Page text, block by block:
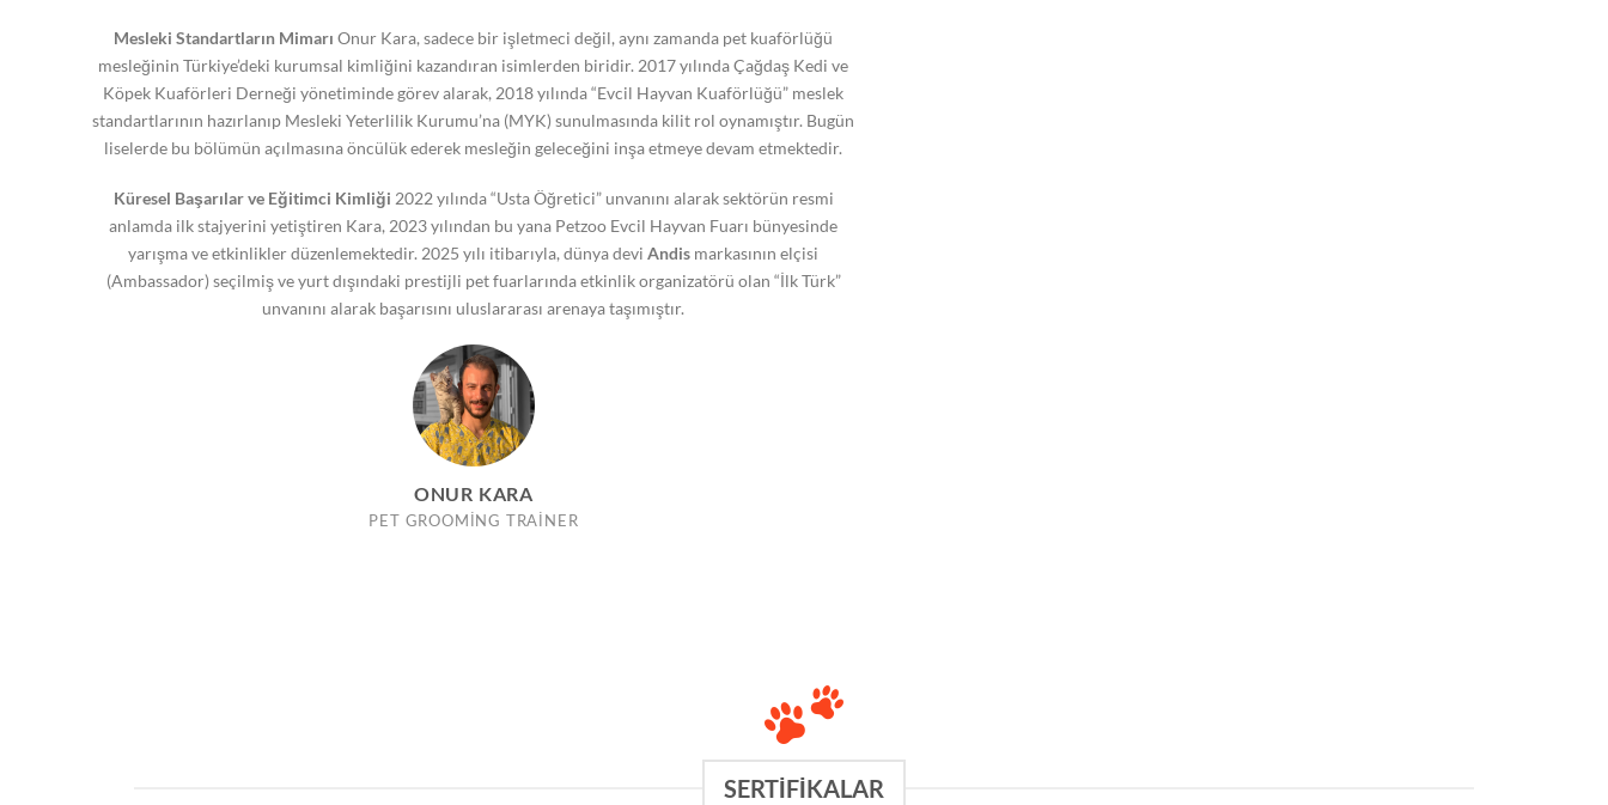
Mesleki Standartların Mimarı Onur Kara, sadece bir işletmeci değil, aynı zamanda pet kuaförlüğü
mesleğinin Türkiye’deki kurumsal kimliğini kazandıran isimlerden biridir. 2017 yılında Çağdaş Kedi ve
Köpek Kuaförleri Derneği yönetiminde görev alarak, 2018 yılında “Evcil Hayvan Kuaförlüğü” meslek
standartlarının hazırlanıp Mesleki Yeterlilik Kurumu’na (MYK) sunulmasında kilit rol oynamıştır. Bugün
liselerde bu bölümün açılmasına öncülük ederek mesleğin geleceğini inşa etmeye devam etmektedir.
Küresel Başarılar ve Eğitimci Kimliği 2022 yılında “Usta Öğretici” unvanını alarak sektörün resmi
anlamda ilk stajyerini yetiştiren Kara, 2023 yılından bu yana Petzoo Evcil Hayvan Fuarı bünyesinde
yarışma ve etkinlikler düzenlemektedir. 2025 yılı itibarıyla, dünya deviAndis markasının elçisi
(Ambassador) seçilmiş ve yurt dışındaki prestijli pet fuarlarında etkinlik organizatörü olan “İlk Türk”
unvanını alarak başarısını uluslararası arenaya taşımıştır.
ONUR KARA
PET GROOMING TRAINER
SERTIFIKALAR